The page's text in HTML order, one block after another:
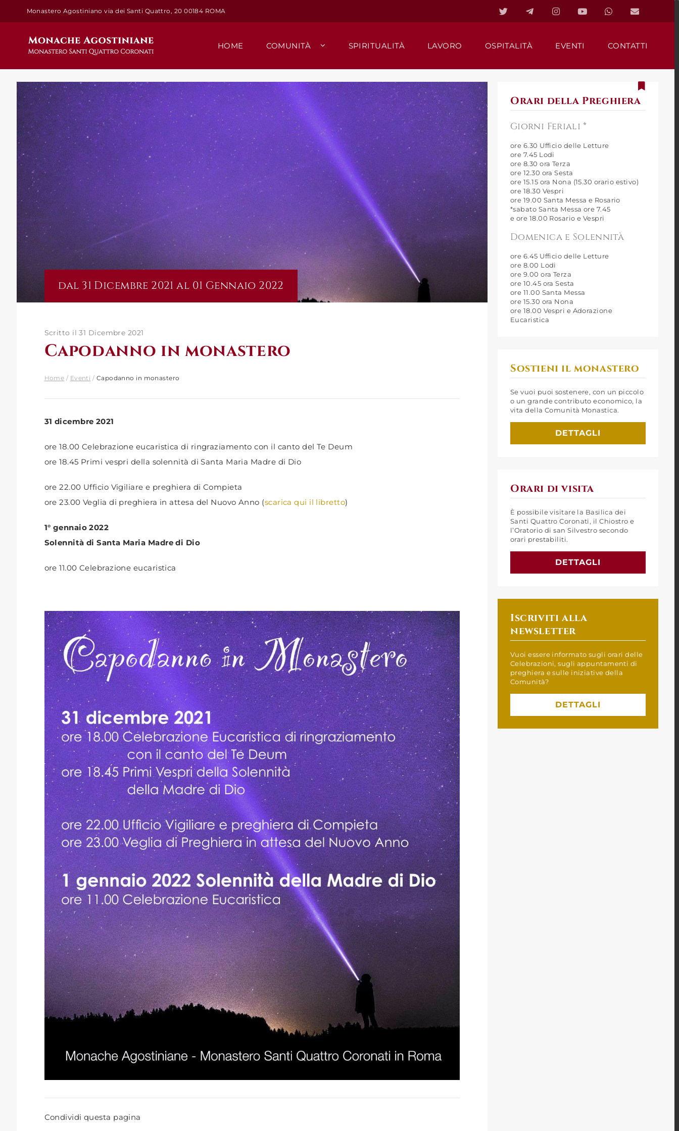
al
contenuto
Monastero Agostiniano via dei Santi Quattro, 20 00184 ROMA
HOME COMUNITÀ SPIRITUALITÀ LAVORO OSPITALITÀ EVENTI CONTATTI
dal 31 Dicembre 2021 al 01 Gennaio 2022
Scritto il 31 Dicembre 2021
Capodanno in monastero
Home / Eventi / Capodanno in monastero
31 dicembre 2021
ore 18.00 Celebrazione eucaristica di ringraziamento con il canto del Te Deum
ore 18.45 Primi vespri della solennità di Santa Maria Madre di Dio
ore 22.00 Ufficio Vigiliare e preghiera di Compieta
ore 23.00 Veglia di preghiera in attesa del Nuovo Anno (scarica qui il libretto)
1° gennaio 2022
Solennità di Santa Maria Madre di Dio
ore 11.00 Celebrazione eucaristica
Condividi questa pagina
Orari della Preghiera
Giorni Feriali *
ore 6.30 Ufficio delle Letture
ore 7.45 Lodi
ore 8.30 ora Terza
ore 12.30 ora Sesta
ore 15.15 ora Nona (15.30 orario estivo)
ore 18.30 Vespri
ore 19.00 Santa Messa e Rosario
*sabato Santa Messa ore 7.45
e ore 18.00 Rosario e Vespri
Domenica e Solennità
ore 6.45 Ufficio delle Letture
ore 8.00 Lodi
ore 9.00 ora Terza
ore 10.45 ora Sesta
ore 11.00 Santa Messa
ore 15.30 ora Nona
ore 18.00 Vespri e Adorazione
Eucaristica
Sostieni il monastero
Se vuoi puoi sostenere, con un piccolo
o un grande contributo economico, la
vita della Comunità Monastica.
DETTAGLI
Orari di visita
È possibile visitare la Basilica dei
Santi Quattro Coronati, il Chiostro e
l’Oratorio di san Silvestro secondo
orari prestabiliti.
DETTAGLI
Iscriviti alla
newsletter
Vuoi essere informato sugli orari delle
Celebrazioni, sugli appuntamenti di
preghiera e sulle iniziative della
Comunità?
DETTAGLI